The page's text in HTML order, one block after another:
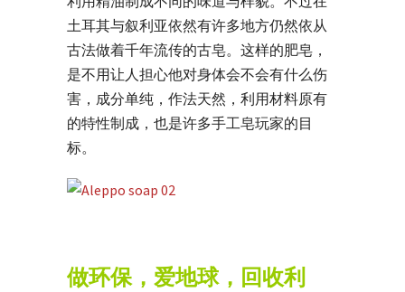
土耳其与叙利亚依然有许多地方仍然依从
古法做着千年流传的古皂。这样的肥皂，
是不用让人担心他对身体会不会有什么伤
害，成分单纯，作法天然，利用材料原有
的特性制成，也是许多手工皂玩家的目
标。
做环保，爱地球，回收利